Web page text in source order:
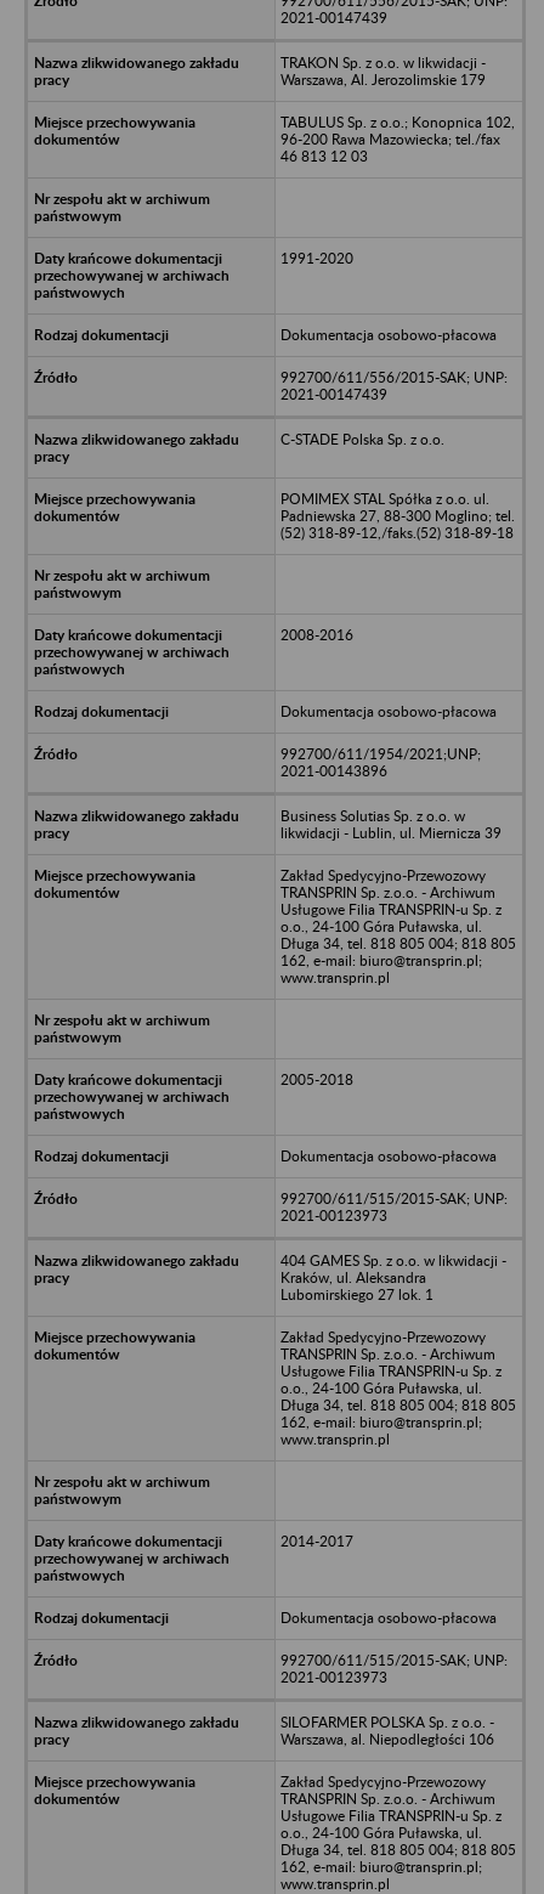
2021-00147439
TRAKON Sp. z o.o. w likwidacji -
Warszawa, Al. Jerozolimskie 179
TABULUS Sp. z o.o.; Konopnica 102,
96-200 Rawa Mazowiecka; tel./fax
46 813 12 03
1991-2020
Dokumentacja osobowo-płacowa
992700/611/556/2015-SAK; UNP:
2021-00147439
C-STADE Polska Sp. z o.o.
POMIMEX STAL Spółka z o.o. ul.
Padniewska 27, 88-300 Moglino; tel.
(52) 318-89-12,/faks.(52) 318-89-18
2008-2016
Dokumentacja osobowo-płacowa
992700/611/1954/2021;UNP;
2021-00143896
Business Solutias Sp. z o.o. w
likwidacji - Lublin, ul. Miernicza 39
Zakład Spedycyjno-Przewozowy
TRANSPRIN Sp. z.o.o. - Archiwum
Usługowe Filia TRANSPRIN-u Sp. z
o.o., 24-100 Góra Puławska, ul.
Długa 34, tel. 818 805 004; 818 805
162, e-mail: biuro@transprin.pl;
www.transprin.pl
2005-2018
Dokumentacja osobowo-płacowa
992700/611/515/2015-SAK; UNP:
2021-00123973
404 GAMES Sp. z o.o. w likwidacji -
Kraków, ul. Aleksandra
Lubomirskiego 27 lok. 1
Zakład Spedycyjno-Przewozowy
TRANSPRIN Sp. z.o.o. - Archiwum
Usługowe Filia TRANSPRIN-u Sp. z
o.o., 24-100 Góra Puławska, ul.
Długa 34, tel. 818 805 004; 818 805
162, e-mail: biuro@transprin.pl;
www.transprin.pl
2014-2017
Dokumentacja osobowo-płacowa
992700/611/515/2015-SAK; UNP:
2021-00123973
SILOFARMER POLSKA Sp. z o.o. -
Warszawa, al. Niepodległości 106
Zakład Spedycyjno-Przewozowy
TRANSPRIN Sp. z.o.o. - Archiwum
Usługowe Filia TRANSPRIN-u Sp. z
o.o., 24-100 Góra Puławska, ul.
Długa 34, tel. 818 805 004; 818 805
162, e-mail: biuro@transprin.pl;
www.transprin.pl